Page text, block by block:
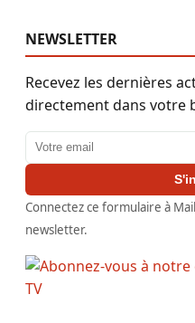
NEWSLETTER
Recevez les dernières
directement dans votre
Adresse email
Connectez ce formulaire à
newsletter.